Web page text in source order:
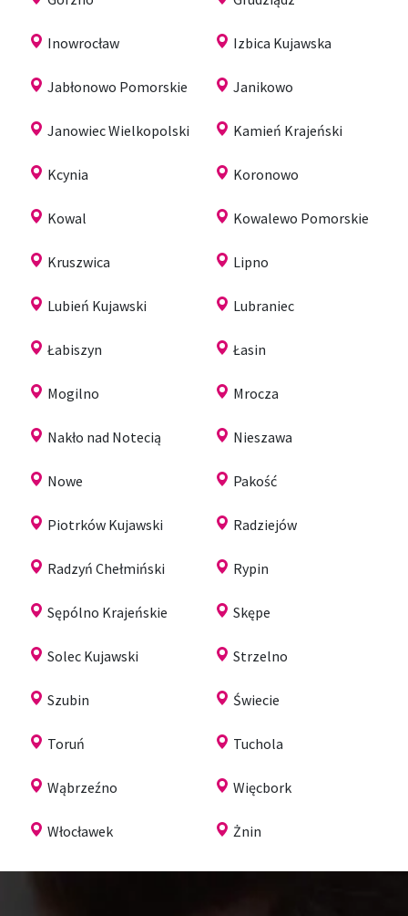
Inowrocław Izbica Kujawska
Jabłonowo Pomorskie Janikowo
Janowiec Wielkopolski Kamień Krajeński
Kcynia Koronowo
Kowal Kowalewo Pomorskie
Kruszwica Lipno
Lubień Kujawski Lubraniec
Łabiszyn Łasin
Mogilno Mrocza
Nakło nad Notecią Nieszawa
Nowe Pakość
Piotrków Kujawski Radziejów
Radzyń Chełmiński Rypin
Sępólno Krajeńskie Skępe
Solec Kujawski Strzelno
Szubin Świecie
Toruń Tuchola
Wąbrzeźno Więcbork
Włocławek Żnin